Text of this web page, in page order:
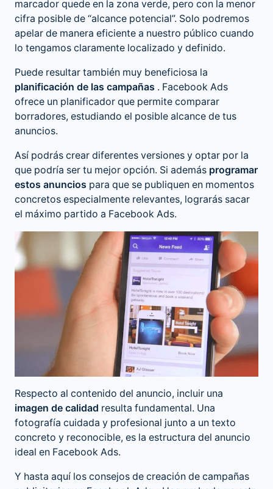
marcador quede en la zona verde, pero con la menor
cifra posible de “alcance potencial”. Solo podremos
apelar de manera eficiente a nuestro público cuando
lo tengamos claramente localizado y definido.
Puede resultar también muy beneficiosa la
planificación de las campañas . Facebook Ads
ofrece un planificador que permite comparar
borradores, estudiando el posible alcance de tus
anuncios.
Así podrás crear diferentes versiones y optar por la
que podría ser tu mejor opción. Si además programar
estos anuncios para que se publiquen en momentos
concretos especialmente relevantes, lograrás sacar
el máximo partido a Facebook Ads.
Respecto al contenido del anuncio, incluir una
imagen de calidad resulta fundamental. Una
fotografía cuidada y profesional junto a un texto
concreto y reconocible, es la estructura del anuncio
ideal en Facebook Ads.
Y hasta aquí los consejos de creación de campañas